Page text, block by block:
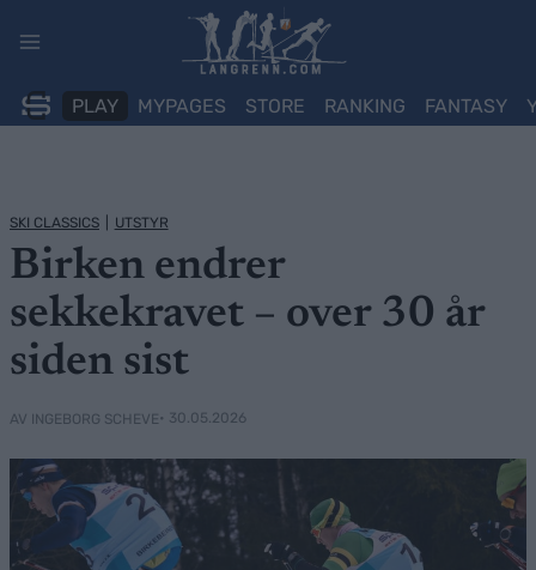
PLAY MYPAGES STORE RANKING FANTASY
SKI CLASSICS UTSTYR
Birken endrer
sekkekravet – over 30 år
siden sist
AV INGEBORG SCHEVE• 30.05.2026